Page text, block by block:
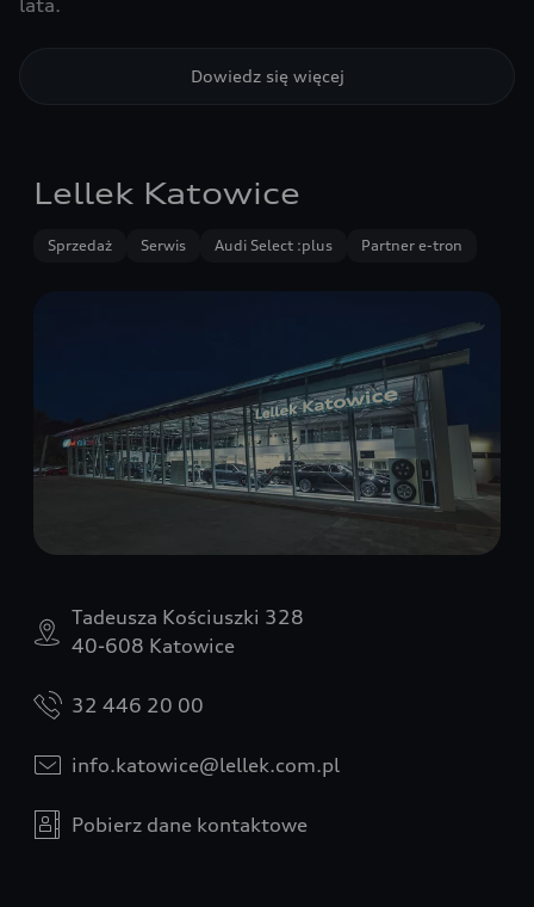
lata.
Dowiedz się więcej
Lellek Katowice
Sprzedaż Serwis Audi Select :plus Partner e-tron
Tadeusza Kościuszki 328
40-608 Katowice
32 446 20 00
info.katowice@lellek.com.pl
Pobierz dane kontaktowe